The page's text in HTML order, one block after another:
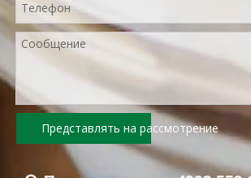
Представлять на рассмотрение